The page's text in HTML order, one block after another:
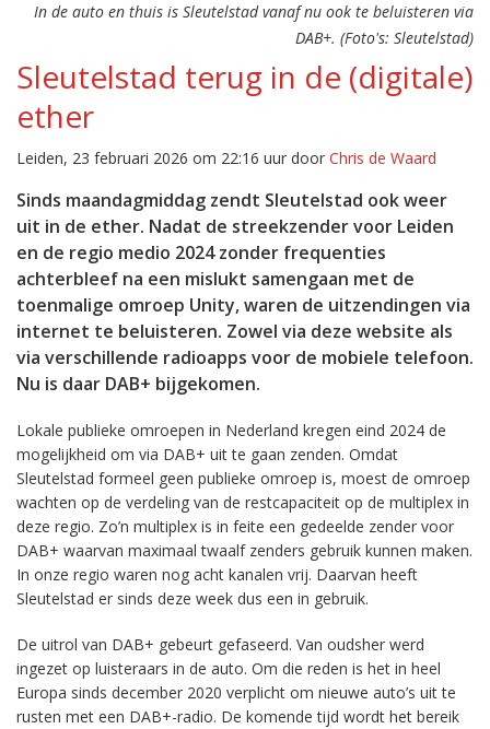
In de auto en thuis is Sleutelstad vanaf nu ook te beluisteren via
DAB+. (Foto's: Sleutelstad)
Sleutelstad terug in de (digitale)
ether
Leiden, 23 februari 2026 om 22:16 uur door Chris de Waard
Sinds maandagmiddag zendt Sleutelstad ook weer
uit in de ether. Nadat de streekzender voor Leiden
en de regio medio 2024 zonder frequenties
achterbleef na een mislukt samengaan met de
toenmalige omroep Unity, waren de uitzendingen via
internet te beluisteren. Zowel via deze website als
via verschillende radioapps voor de mobiele telefoon.
Nu is daar DAB+ bijgekomen.
Lokale publieke omroepen in Nederland kregen eind 2024 de
mogelijkheid om via DAB+ uit te gaan zenden. Omdat
Sleutelstad formeel geen publieke omroep is, moest de omroep
wachten op de verdeling van de restcapaciteit op de multiplex in
deze regio. Zo’n multiplex is in feite een gedeelde zender voor
DAB+ waarvan maximaal twaalf zenders gebruik kunnen maken.
In onze regio waren nog acht kanalen vrij. Daarvan heeft
Sleutelstad er sinds deze week dus een in gebruik.
De uitrol van DAB+ gebeurt gefaseerd. Van oudsher werd
ingezet op luisteraars in de auto. Om die reden is het in heel
Europa sinds december 2020 verplicht om nieuwe auto’s uit te
rusten met een DAB+-radio. De komende tijd wordt het bereik